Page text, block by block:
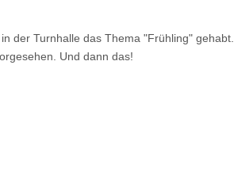
der Turnhalle das Thema "Frühling" gehabt.
Und dann das!